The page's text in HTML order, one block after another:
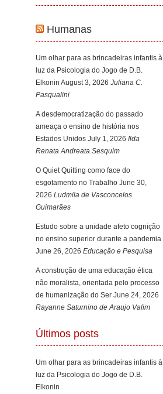
Humanas
Um olhar para as brincadeiras infantis à
luz da Psicologia do Jogo de D.B.
Elkonin August 3, 2026 Juliana C.
Pasqualini
A desdemocratização do passado
ameaça o ensino de história nos
Estados Unidos July 1, 2026 Ilda
Renata Andreata Sesquim
O Quiet Quitting como face do
esgotamento no Trabalho June 30,
2026 Ludmila de Vasconcelos
Guimarães
Estudo sobre a unidade afeto cognição
no ensino superior durante a pandemia
June 26, 2026 Educação e Pesquisa
A construção de uma educação ética
não moralista, orientada pelo processo
de humanização do Ser June 24, 2026
Rayanne Saturnino de Araujo Valim
Últimos posts
Um olhar para as brincadeiras infantis à
luz da Psicologia do Jogo de D.B.
Elkonin